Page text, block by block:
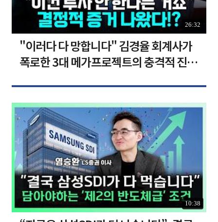
26:32
"이러다 다 망합니다" 김경율 회계사가
폭로한 3대 메가프로젝트의 충격적 진실
10:38